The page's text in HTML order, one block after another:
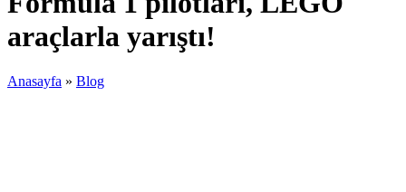
araçlarla yarıştı!
Anasayfa » Blog